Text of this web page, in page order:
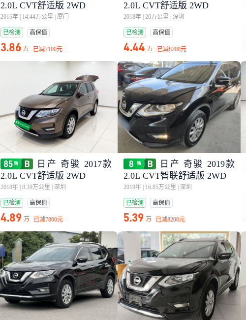
2.0L CVT舒适版 2WD
2016年 14.44万公里 厦门
已检测 高保值
3.86 万 已减7100元
2.0L CVT舒适版 2WD
2018年 20万公里 深圳
已检测 高保值
4.44 万 已减8200元
日产 奇骏 2017款
2.0L CVT舒适版 2WD
2018年 8.39万公里 深圳
已检测 高保值
4.89 万 已减7800元
日产 奇骏 2019款
2.0L CVT智联舒适版 2WD
2019年 16.85万公里 深圳
已检测 高保值
5.39 万 已减8200元